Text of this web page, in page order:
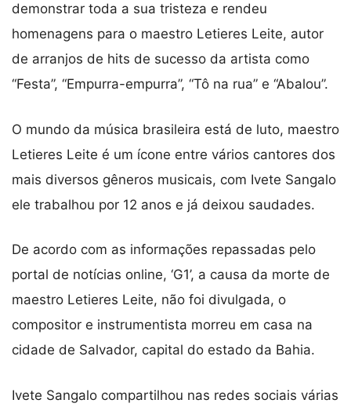
demonstrar toda a sua tristeza e rendeu
homenagens para o maestro Letieres Leite, autor
de arranjos de hits de sucesso da artista como
“Festa”, “Empurra-empurra”, “Tô na rua” e “Abalou”.
O mundo da música brasileira está de luto, maestro
Letieres Leite é um ícone entre vários cantores dos
mais diversos gêneros musicais, com Ivete Sangalo
ele trabalhou por 12 anos e já deixou saudades.
De acordo com as informações repassadas pelo
portal de notícias online, ‘G1’, a causa da morte de
maestro Letieres Leite, não foi divulgada, o
compositor e instrumentista morreu em casa na
cidade de Salvador, capital do estado da Bahia.
Ivete Sangalo compartilhou nas redes sociais várias